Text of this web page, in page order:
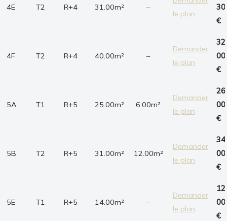
4E T2 R+4 31.00m² –
le plan
€
4F T2 R+4 40.00m² –
Demander
le plan
€
5A T1 R+5 25.00m² 6.00m²
Demander
le plan
€
5B T2 R+5 31.00m² 12.00m²
Demander
le plan
€
5E T1 R+5 14.00m² –
Demander
le plan
€